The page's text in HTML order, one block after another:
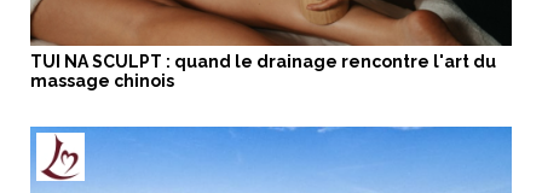
TUI NA SCULPT : quand le drainage rencontre l'art du
massage chinois